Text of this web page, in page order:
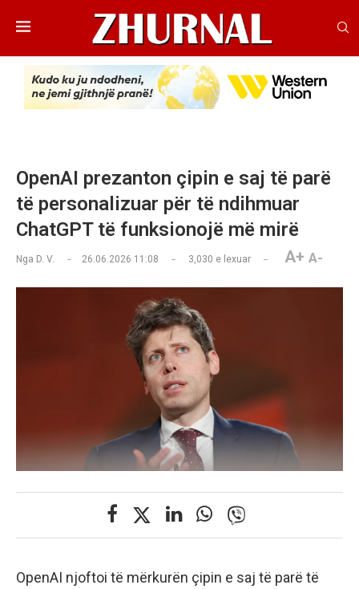
OpenAI prezanton çipin e saj të parë
të personalizuar për të ndihmuar
ChatGPT të funksionojë më mirë
Nga D. V. 26.06.2026 11:08 3,030 e lexuar A+ A-
OpenAI njoftoi të mërkurën çipin e saj të parë të